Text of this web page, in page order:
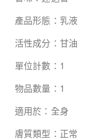
產品形態：乳液
活性成分：甘油
單位計數：1
物品數量：1
適用於：全身
膚質類型：正常